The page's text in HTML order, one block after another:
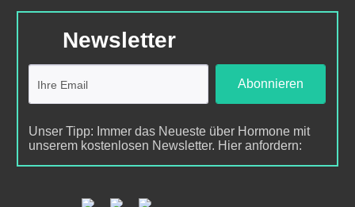
Newsletter
Abonnieren
Unser Tipp: Immer das Neueste über Hormone mit
unserem kostenlosen Newsletter. Hier anfordern: